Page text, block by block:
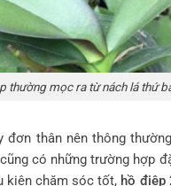
thường mọc ra từ nách lá thứ
đơn thân nên thông
có những trường hợp
kiện chăm sóc tốt, hồ điệp